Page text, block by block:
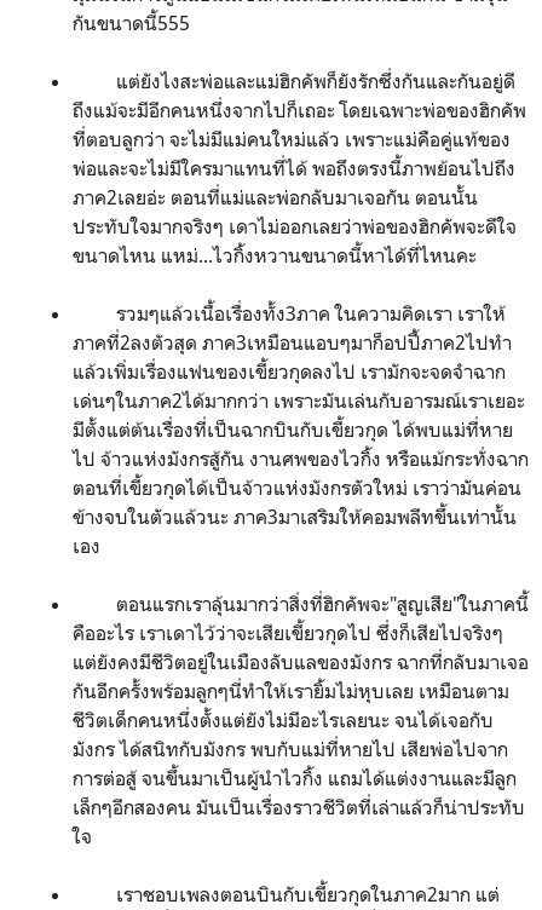
กันขนาดนี้555
แต่ยังไงสะพ่อและแม่ฮิกคัพก็ยังรักซึ่งกันและกันอยู่ดี
ถึงแม้จะมีอีกคนหนึ่งจากไปก็เถอะ โดยเฉพาะพ่อของฮิกคัพ
ที่ตอบลูกว่า จะไม่มีแม่คนใหม่แล้ว เพราะแม่คือคู่แท้ของ
พ่อและจะไม่มีใครมาแทนที่ได้ พอถึงตรงนี้ภาพย้อนไปถึง
ภาค2เลยอ่ะ ตอนที่แม่และพ่อกลับมาเจอกัน ตอนนั้น
ประทับใจมากจริงๆ เดาไม่ออกเลยว่าพ่อของฮิกคัพจะดีใจ
ขนาดไหน แหม่...ไวกิ้งหวานขนาดนี้หาได้ที่ไหนคะ
รวมๆแล้วเนื้อเรื่องทั้ง3ภาค ในความคิดเรา เราให้
ภาคที่2ลงตัวสุด ภาค3เหมือนแอบๆมาก็อปปี้ภาค2ไปทำ
แล้วเพิ่มเรื่องแฟนของเขี้ยวกุดลงไป เรามักจะจดจำฉาก
เด่นๆในภาค2ได้มากกว่า เพราะมันเล่นกับอารมณ์เราเยอะ
มีตั้งแต่ต้นเรื่องที่เป็นฉากบินกับเขี้ยวกุด ได้พบแม่ที่หาย
ไป จ้าวแห่งมังกรสู้กัน งานศพของไวกิ้ง หรือแม้กระทั่งฉาก
ตอนที่เขี้ยวกุดได้เป็นจ้าวแห่งมังกรตัวใหม่ เราว่ามันค่อน
ข้างจบในตัวแล้วนะ ภาค3มาเสริมให้คอมพลีทขึ้นเท่านั้น
เอง
ตอนแรกเราลุ้นมากว่าสิ่งที่ฮิกคัพจะ"สูญเสีย"ในภาคนี้
คืออะไร เราเดาไว้ว่าจะเสียเขี้ยวกุดไป ซึ่งก็เสียไปจริงๆ
แต่ยังคงมีชีวิตอยู่ในเมืองลับแลของมังกร ฉากที่กลับมาเจอ
กันอีกครั้งพร้อมลูกๆนี่ทำให้เรายิ้มไม่หุบเลย เหมือนตาม
ชีวิตเด็กคนหนึ่งตั้งแต่ยังไม่มีอะไรเลยนะ จนได้เจอกับ
มังกร ได้สนิทกับมังกร พบกับแม่ที่หายไป เสียพ่อไปจาก
การต่อสู้ จนขึ้นมาเป็นผู้นำไวกิ้ง แถมได้แต่งงานและมีลูก
เล็กๆอีกสองคน มันเป็นเรื่องราวชีวิตที่เล่าแล้วก็น่าประทับ
ใจ
เราชอบเพลงตอนบินกับเขี้ยวกุดในภาค2มาก แต่